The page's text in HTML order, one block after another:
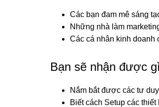
Các bạn đam mê sáng
Những nhà làm
Các cá nhân kinh doanh
Bạn sẽ nhận được
Nắm bắt được các tư
Biết cách Setup các